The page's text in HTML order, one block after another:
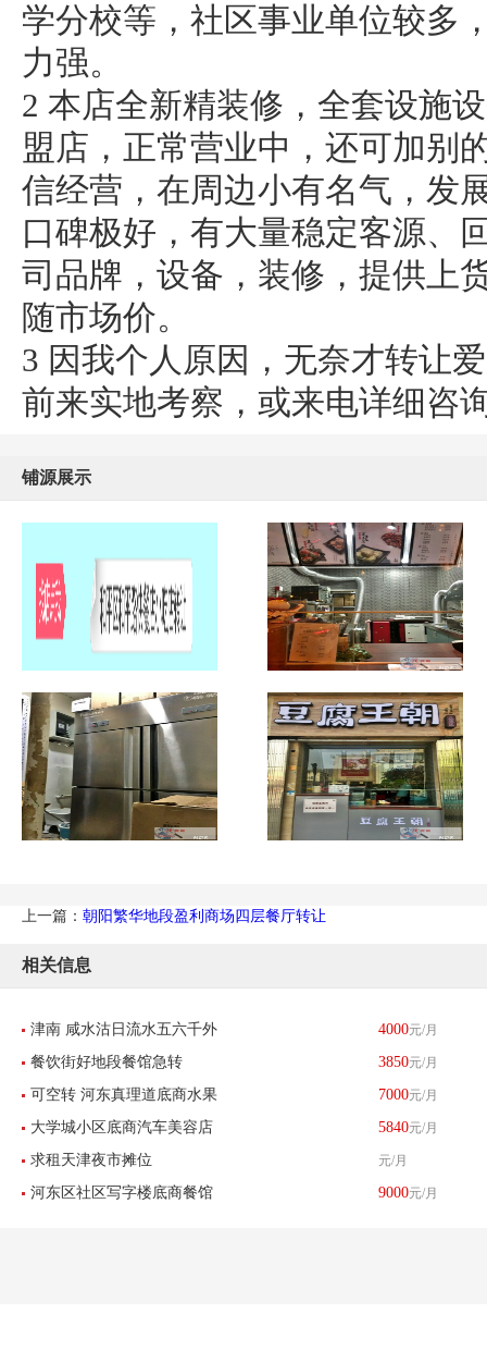
学分校等，社区事业单位较多
力强。
2 本店全新精装修，全套设施
盟店，正常营业中，还可加别
信经营，在周边小有名气，发
口碑极好，有大量稳定客源、
司品牌，设备，装修，提供上
随市场价。
3 因我个人原因，无奈才转让
前来实地考察，或来电详细咨
铺源展示
上一篇： 朝阳繁华地段盈利商场四层餐厅转让
相关信息
津南 咸水沽日流水五六千外
卖餐馆带生意转让 酒楼餐饮
4000元/月
餐饮街好地段餐馆急转 3850元/月
可空转 河东真理道底商水果
店刨冰店转让
7000元/月
大学城小区底商汽车美容店
转让
5840元/月
求租天津夜市摊位 元/月
河东区社区写字楼底商餐馆 9000元/月